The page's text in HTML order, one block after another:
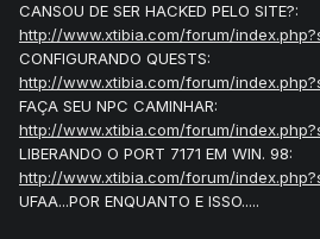
CANSOU DE SER HACKED PELO SITE?:
http://www.xtibia.com/forum/
CONFIGURANDO QUESTS:
http://www.xtibia.com/forum/
FAÇA SEU NPC CAMINHAR:
http://www.xtibia.com/forum/
LIBERANDO O PORT 7171 EM WIN. 98:
http://www.xtibia.com/forum/
UFAA...POR ENQUANTO E ISSO.....